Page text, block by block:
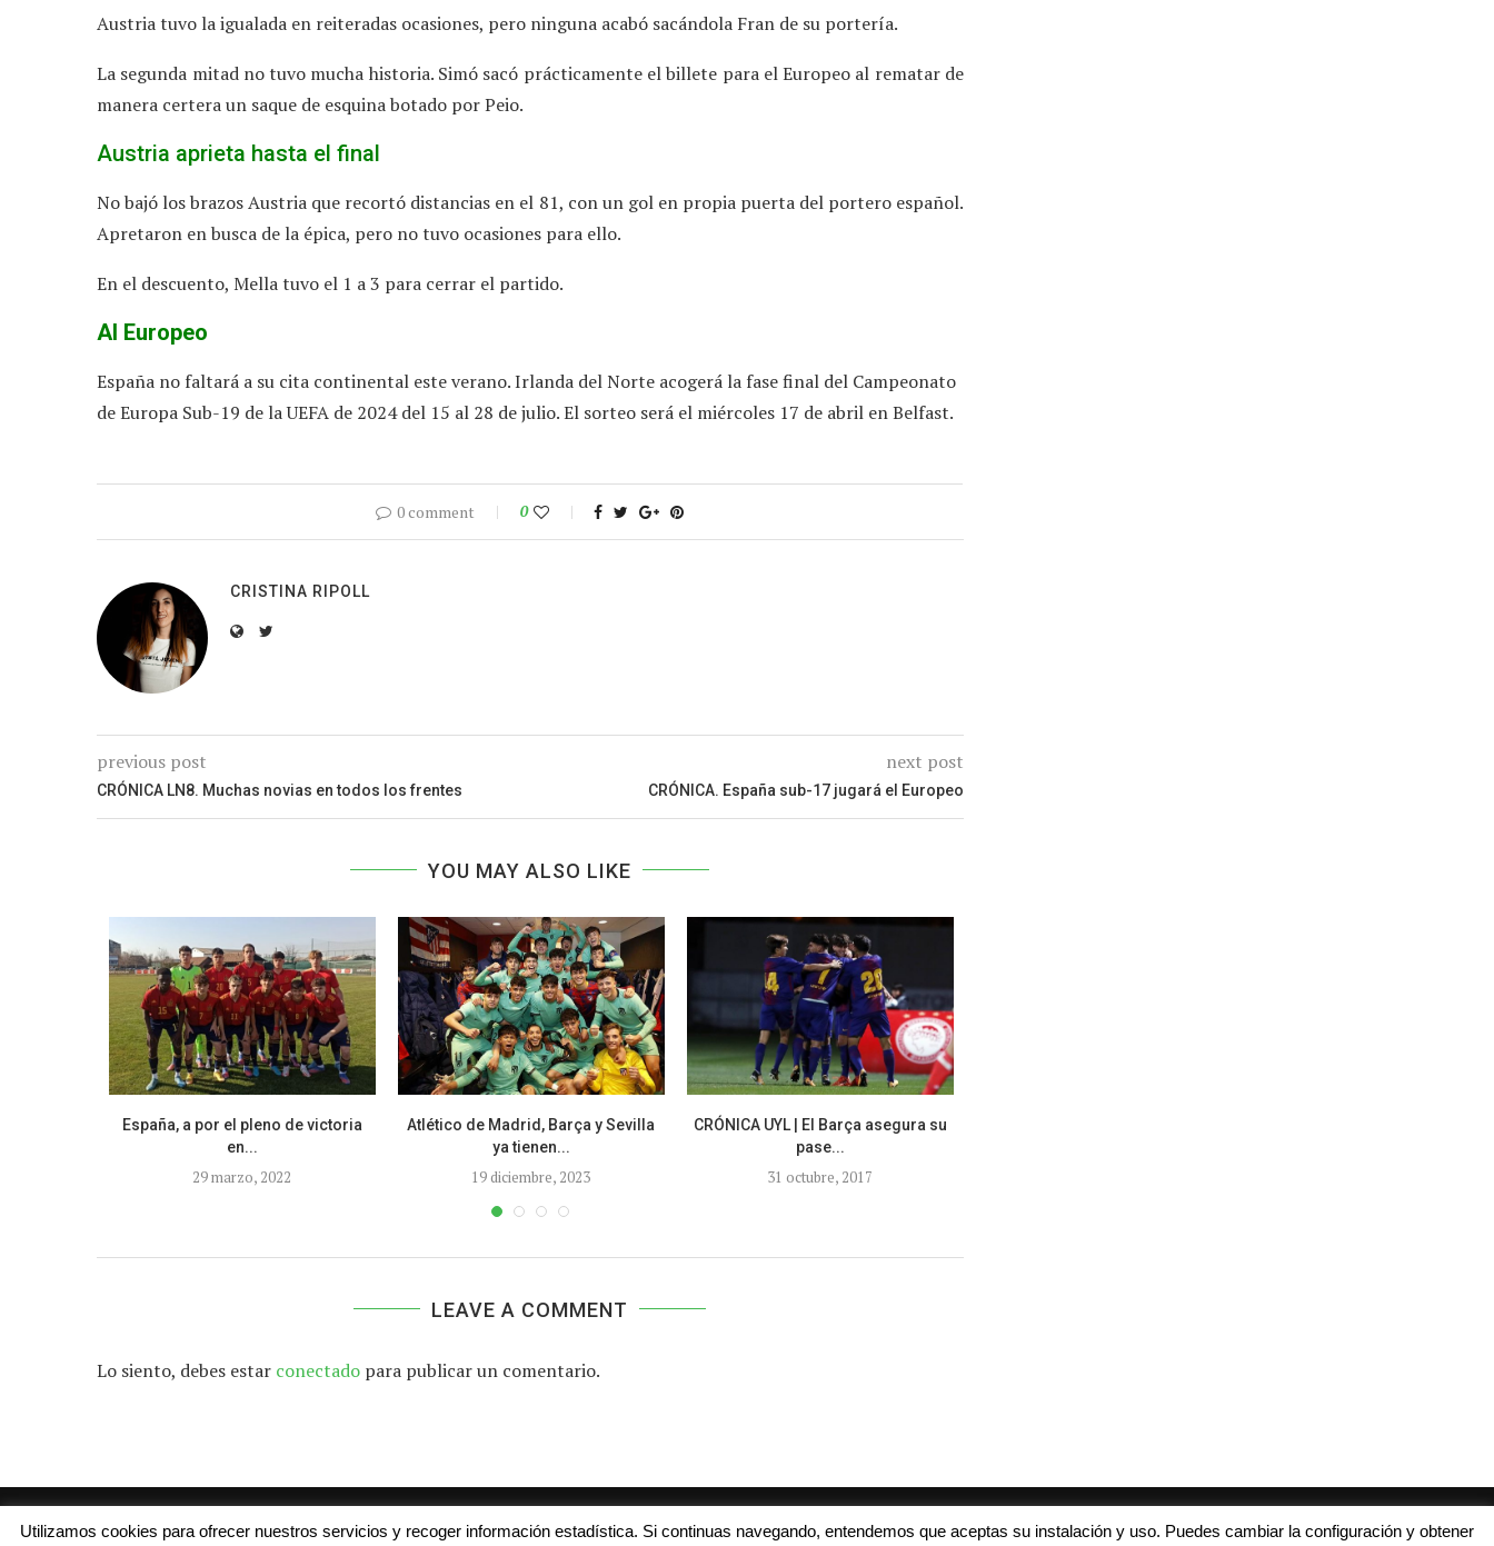
Austria tuvo la igualada en reiteradas ocasiones, pero ninguna acabó sacándola Fran de su portería.
La segunda mitad no tuvo mucha historia. Simó sacó prácticamente el billete para el Europeo al rematar de
manera certera un saque de esquina botado por Peio.
Austria aprieta hasta el final
No bajó los brazos Austria que recortó distancias en el 81, con un gol en propia puerta del portero español.
Apretaron en busca de la épica, pero no tuvo ocasiones para ello.
En el descuento, Mella tuvo el 1 a 3 para cerrar el partido.
Al Europeo
España no faltará a su cita continental este verano. Irlanda del Norte acogerá la fase final del Campeonato
de Europa Sub-19 de la UEFA de 2024 del 15 al 28 de julio. El sorteo será el miércoles 17 de abril en Belfast.
0 comment 0
CRISTINA RIPOLL
previous post
CRÓNICA LN8. Muchas novias en todos los frentes
next post
CRÓNICA. España sub-17 jugará el Europeo
YOU MAY ALSO LIKE
España, a por el pleno de victoria
en...
29 marzo, 2022
Atlético de Madrid, Barça y Sevilla
ya tienen...
19 diciembre, 2023
CRÓNICA UYL | El Barça asegura su
pase...
31 octubre, 2017
LEAVE A COMMENT
Lo siento, debes estar conectado para publicar un comentario.
Aviso legal Contacto Colabora con nosotros
Utilizamos cookies para ofrecer nuestros servicios y recoger información estadística. Si continuas navegando, entendemos que aceptas su instalación y uso. Puedes cambiar la configuración y obtener